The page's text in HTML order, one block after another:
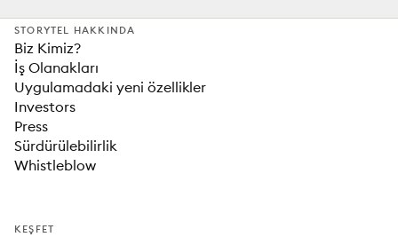
STORYTEL HAKKINDA
Biz Kimiz?
İş Olanakları
Uygulamadaki yeni özellikler
Investors
Press
Sürdürülebilirlik
Whistleblow
KEŞFET